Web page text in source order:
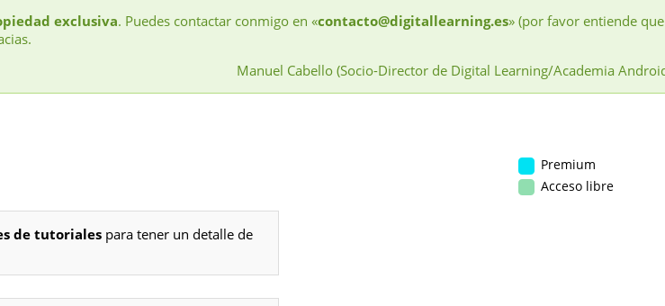
exclusiva. Puedes contactar conmigo en «contacto@digitallearning.es» (por favor entiende que
Manuel Cabello (Socio-Director de Digital Learning/Academia
de tutoriales para tener un detalle de
Premium
Acceso libre